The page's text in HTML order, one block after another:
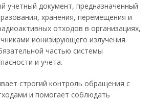
учетный документ, предназначенный
хранения, перемещения и
отходов в организациях,
ионизирующего излучения.
частью системы
и учета.
строгий контроль обращения с
и помогает соблюдать